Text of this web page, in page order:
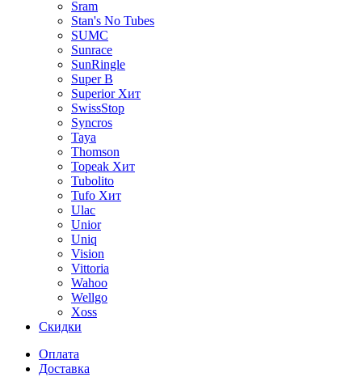
Sram
Stan's No Tubes
SUMC
Sunrace
SunRingle
Super B
Superior Хит
SwissStop
Syncros
Taya
Thomson
Topeak Хит
Tubolito
Tufo Хит
Ulac
Unior
Uniq
Vision
Vittoria
Wahoo
Wellgo
Xoss
Скидки
Оплата
Доставка